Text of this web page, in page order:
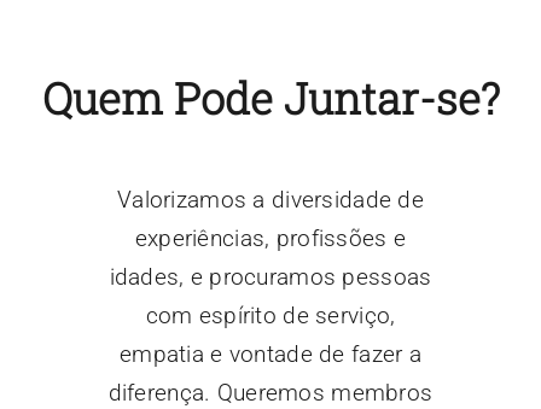
Quem Pode Juntar-se?
Valorizamos a diversidade de
experiências, profissões e
idades, e procuramos pessoas
com espírito de serviço,
empatia e vontade de fazer a
diferença. Queremos membros